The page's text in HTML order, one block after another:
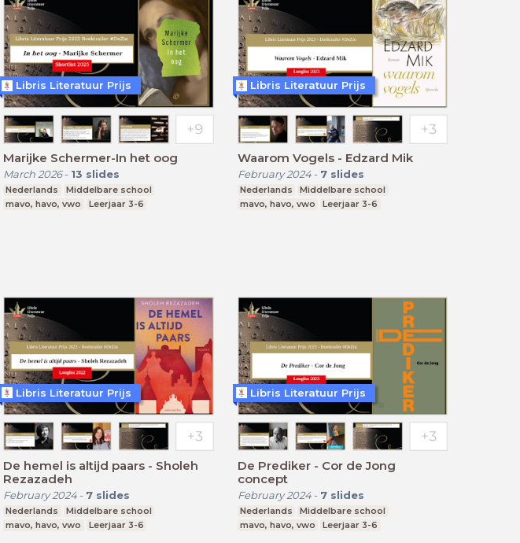
Marijke Schermer-In het oog
March 2026- 13 slides
Nederlands
Middelbare school
mavo, havo, vwo
Leerjaar 3-6
Libris Literatuur Prijs
Waarom Vogels - Edzard Mik
February 2024- 7 slides
Nederlands
Middelbare school
mavo, havo, vwo
Leerjaar 3-6
Libris Literatuur Prijs
De hemel is altijd paars - Sholeh
Rezazadeh
February 2024- 7 slides
Nederlands
Middelbare school
mavo, havo, vwo
Leerjaar 3-6
Libris Literatuur Prijs
De Prediker - Cor de Jong
concept
February 2024- 7 slides
Nederlands
Middelbare school
mavo, havo, vwo
Leerjaar 3-6
Libris Literatuur Prijs